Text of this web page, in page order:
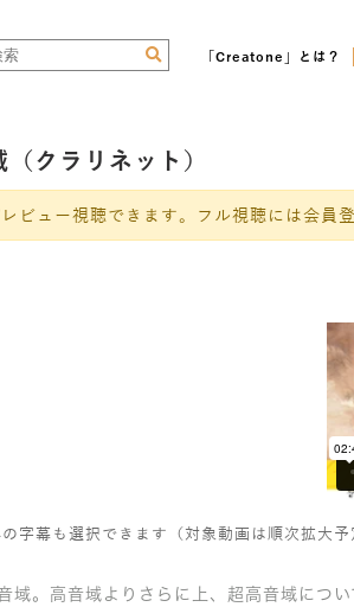
「Creatone」とは？
クラリネット）
ビュー視聴できます。フル視聴には会員登
字幕も選択できます（対象動画は順次拡大予
域。高音域よりさらに上、超高音域につ